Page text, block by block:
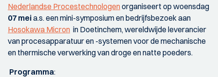
Nederlandse Procestechnologenorganiseert op woensdag
07 meia.s. een mini-symposium en bedrijfsbezoek aan
Hosokawa Micron in Doetinchem, wereldwijde leverancier
van procesapparatuur en -systemen voor de mechanische
en thermische verwerking van droge en natte poeders.
Programma: